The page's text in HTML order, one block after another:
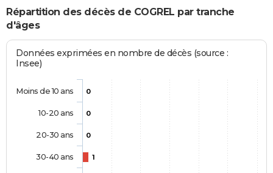
Répartition des décès de COGREL par tranche
d'âges
Données exprimées en nombre de décès (source :
Insee)
0
0
0
1
Moins de 10 ans
10-20 ans
20-30 ans
30-40 ans